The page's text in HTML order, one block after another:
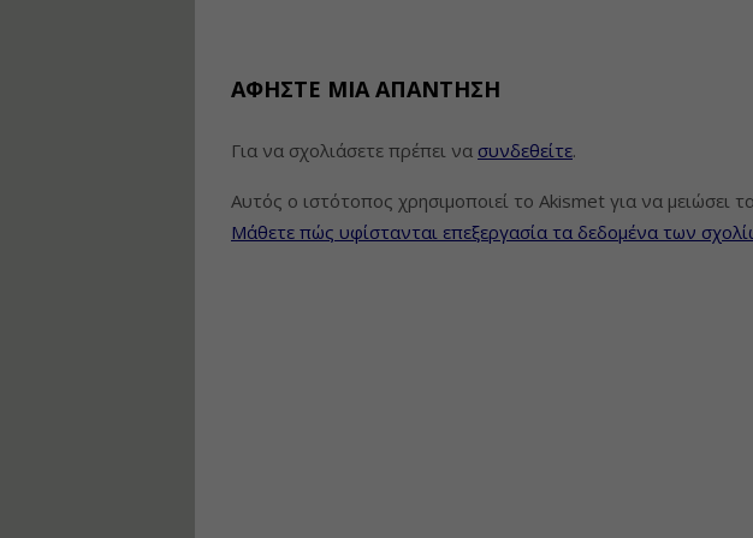
ΑΦΉΣΤΕ ΜΙΑ ΑΠΆΝΤΗΣΗ
Για να σχολιάσετε πρέπει να συνδεθείτε.
Αυτός ο ιστότοπος χρησιμοποιεί το Akismet για να μειώσει
Μάθετε πώς υφίστανται επεξεργασία τα δεδομένα των